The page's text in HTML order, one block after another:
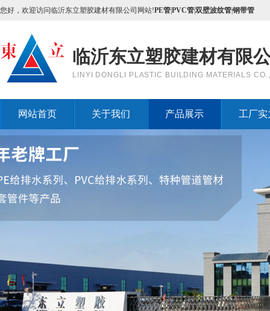
您好，欢迎访问临沂东立塑胶建材有限公司网站!PE管PVC管双壁波纹管钢带管
临沂东立塑胶建材有限
LINYI DONGLI PLASTIC BUILDING MATERIALS
网站首页 关于我们 产品展示 工厂实